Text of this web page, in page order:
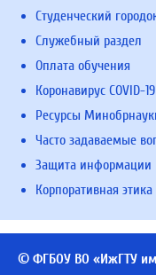
Студенческий
Служебный раздел
Оплата обучения
Коронавирус COVID-19
Ресурсы
Часто задаваемые
Защита информации
Корпоративная этика
© ФГБОУ ВО «ИжГТУ